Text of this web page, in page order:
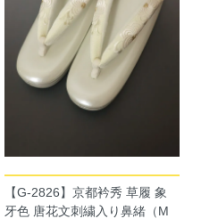
【G-2826】京都衿秀 草履 象
牙色 唐花文刺繍入り鼻緒（M